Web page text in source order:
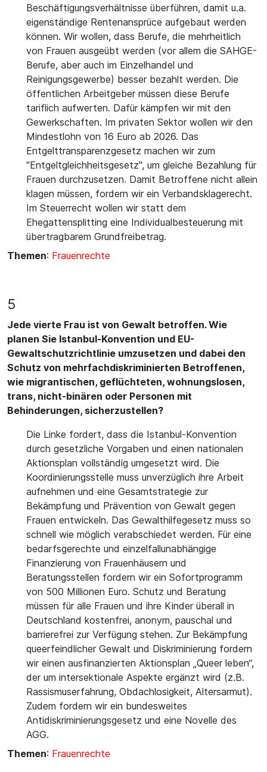
Beschäftigungsverhältnisse überführen, damit u.a.
eigenständige Rentenansprüce aufgebaut werden
können. Wir wollen, dass Berufe, die mehrheitlich
von Frauen ausgeübt werden (vor allem die SAHGE-
Berufe, aber auch im Einzelhandel und
Reinigungsgewerbe) besser bezahlt werden. Die
öffentlichen Arbeitgeber müssen diese Berufe
tariflich aufwerten. Dafür kämpfen wir mit den
Gewerkschaften. Im privaten Sektor wollen wir den
Mindestlohn von 16 Euro ab 2026. Das
Entgelttransparenzgesetz machen wir zum
"Entgeltgleichheitsgesetz", um gleiche Bezahlung für
Frauen durchzusetzen. Damit Betroffene nicht allein
klagen müssen, fordern wir ein Verbandsklagerecht.
Im Steuerrecht wollen wir statt dem
Ehegattensplitting eine Individualbesteuerung mit
übertragbarem Grundfreibetrag.
Themen: Frauenrechte
5
Jede vierte Frau ist von Gewalt betroffen. Wie
planen Sie Istanbul-Konvention und EU-
Gewaltschutzrichtlinie umzusetzen und dabei den
Schutz von mehrfachdiskriminierten Betroffenen,
wie migrantischen, geflüchteten, wohnungslosen,
trans, nicht-binären oder Personen mit
Behinderungen, sicherzustellen?
Die Linke fordert, dass die Istanbul-Konvention
durch gesetzliche Vorgaben und einen nationalen
Aktionsplan vollständig umgesetzt wird. Die
Koordinierungsstelle muss unverzüglich ihre Arbeit
aufnehmen und eine Gesamtstrategie zur
Bekämpfung und Prävention von Gewalt gegen
Frauen entwickeln. Das Gewalthilfegesetz muss so
schnell wie möglich verabschiedet werden. Für eine
bedarfsgerechte und einzelfallunabhängige
Finanzierung von Frauenhäusern und
Beratungsstellen fordern wir ein Sofortprogramm
von 500 Millionen Euro. Schutz und Beratung
müssen für alle Frauen und ihre Kinder überall in
Deutschland kostenfrei, anonym, pauschal und
barrierefrei zur Verfügung stehen. Zur Bekämpfung
queerfeindlicher Gewalt und Diskriminierung fordern
wir einen ausfinanzierten Aktionsplan „Queer leben“,
der um intersektionale Aspekte ergänzt wird (z.B.
Rassismuserfahrung, Obdachlosigkeit, Altersarmut).
Zudem fordern wir ein bundesweites
Antidiskriminierungsgesetz und eine Novelle des
AGG.
Themen: Frauenrechte